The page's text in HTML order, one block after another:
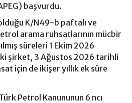
başvurdu.
K/N49-b paftalı ve
arama ruhsatlarının mücbir
süreleri 1 Ekim 2026
şirket, 3 Ağustos 2026 tarihli
için de ikişer yıllık ek süre
Petrol Kanununun 6 ncı